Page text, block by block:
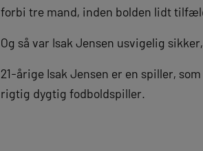
forbi tre mand, inden bolden lidt
Og så var Isak Jensen usvigelig
21-årige Isak Jensen er en spiller,
rigtig dygtig fodboldspiller.